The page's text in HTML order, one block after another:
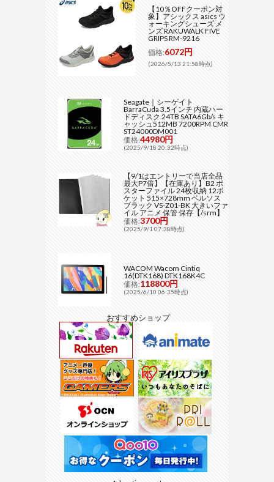
【10％OFFクーポン対
象】アシックス asics ウ
ォーキングシューズ メ
ンズ RAKUWALK FIVE
GRIPS RM-9216
価格:6072円
(2026/5/13 21:58時点)
Seagate｜シーゲイト
BarraCuda 3.5インチ 内蔵ハー
ドディスク 24TB SATA6Gb/s キ
ャッシュ512MB 7200RPM CMR
ST24000DM001
価格:44980円
(2025/9/18 20:32時点)
【9/1はエントリーで当店全品
最大P7倍】【在庫あり】B2 ポ
スターファイル 24枚収納 12ポ
ケット 515×728mm ベルソス
ブラック VS-Z01-BK 大きいファ
イル アニメ 保管 保存【/srm】
価格:3700円
(2025/9/1 07:38時点)
WACOM Wacom Cintiq
16(DTK168) DTK168K4C
価格:118800円
(2025/6/10 06:35時点)
おすすめショップ